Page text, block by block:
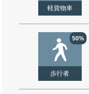
軽貨物車
50%
歩行者